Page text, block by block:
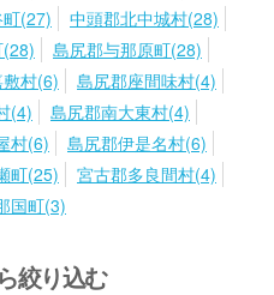
(27)
中頭郡北中城村(28)
島尻郡与那原町(28)
村(6)
島尻郡座間味村(4)
(4)
島尻郡南大東村(4)
村(6)
島尻郡伊是名村(6)
町(25)
宮古郡多良間村(4)
国町(3)
絞り込む